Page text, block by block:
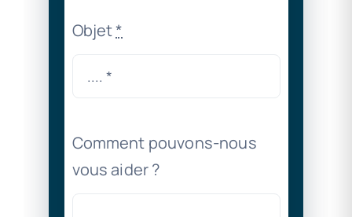
Objet*
Comment pouvons-nous
vous aider ?